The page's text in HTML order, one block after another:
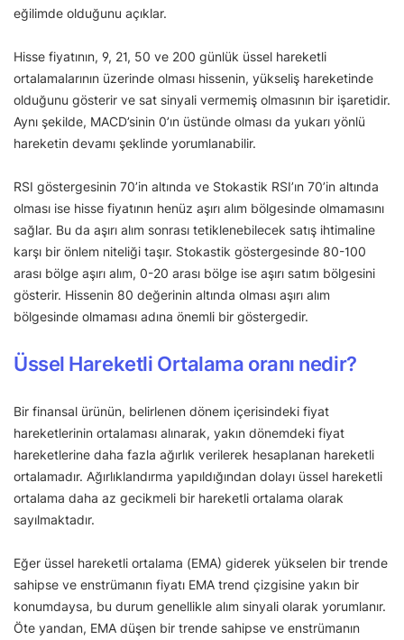
eğilimde olduğunu açıklar.
Hisse fiyatının, 9, 21, 50 ve 200 günlük üssel hareketli
ortalamalarının üzerinde olması hissenin, yükseliş hareketinde
olduğunu gösterir ve sat sinyali vermemiş olmasının bir işaretidir.
Aynı şekilde, MACD’sinin 0’ın üstünde olması da yukarı yönlü
hareketin devamı şeklinde yorumlanabilir.
RSI göstergesinin 70’in altında ve Stokastik RSI’ın 70’in altında
olması ise hisse fiyatının henüz aşırı alım bölgesinde olmamasını
sağlar. Bu da aşırı alım sonrası tetiklenebilecek satış ihtimaline
karşı bir önlem niteliği taşır. Stokastik göstergesinde 80-100
arası bölge aşırı alım, 0-20 arası bölge ise aşırı satım bölgesini
gösterir. Hissenin 80 değerinin altında olması aşırı alım
bölgesinde olmaması adına önemli bir göstergedir.
Üssel Hareketli Ortalama oranı nedir?
Bir finansal ürünün, belirlenen dönem içerisindeki fiyat
hareketlerinin ortalaması alınarak, yakın dönemdeki fiyat
hareketlerine daha fazla ağırlık verilerek hesaplanan hareketli
ortalamadır. Ağırlıklandırma yapıldığından dolayı üssel hareketli
ortalama daha az gecikmeli bir hareketli ortalama olarak
sayılmaktadır.
Eğer üssel hareketli ortalama (EMA) giderek yükselen bir trende
sahipse ve enstrümanın fiyatı EMA trend çizgisine yakın bir
konumdaysa, bu durum genellikle alım sinyali olarak yorumlanır.
Öte yandan, EMA düşen bir trende sahipse ve enstrümanın